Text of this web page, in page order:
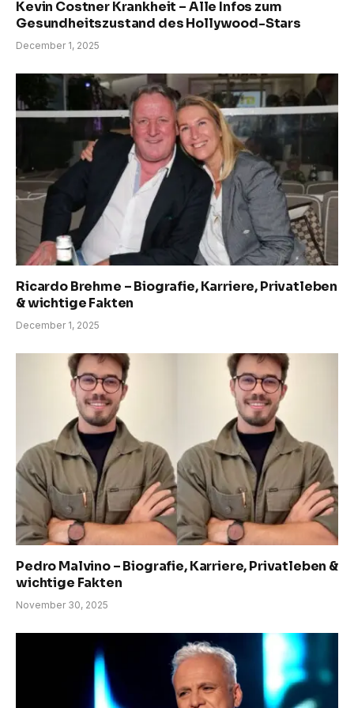
Kevin Costner Krankheit – Alle Infos zum
Gesundheitszustand des Hollywood-Stars
December 1, 2025
Ricardo Brehme – Biografie, Karriere, Privatleben
& wichtige Fakten
December 1, 2025
Pedro Malvino – Biografie, Karriere, Privatleben &
wichtige Fakten
November 30, 2025